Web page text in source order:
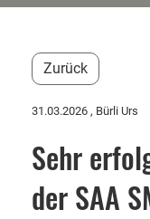
Zurück
31.03.2026 , Bürli Urs
Sehr
der SAA